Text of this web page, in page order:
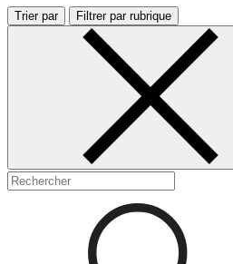
Trier par Filtrer par rubrique